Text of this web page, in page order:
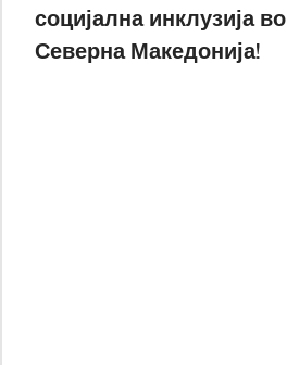
социјална инклузија во
Северна Македонија!